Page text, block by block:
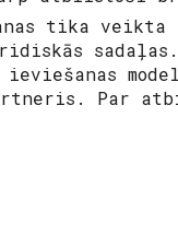
tika
sadaļas.
Par